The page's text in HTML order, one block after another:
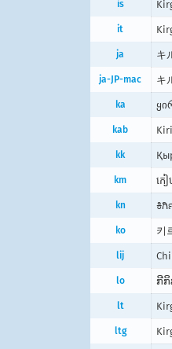
is
it
ja キ
ja-JP-mac キ
ka
kab
kk
km កៀ
kn
ko 키
lij
lo ກີກິ
lt
ltg